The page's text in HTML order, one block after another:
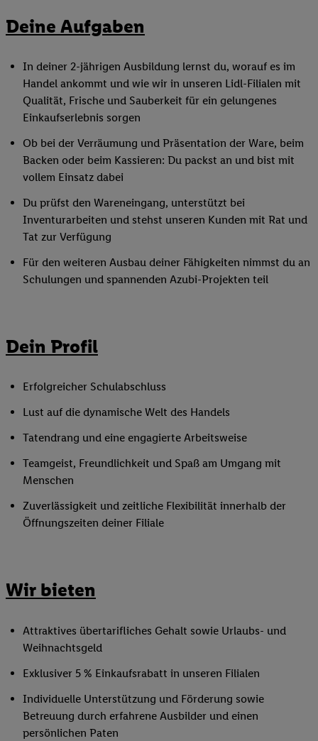
Deine Aufgaben
In deiner 2-jährigen Ausbildung lernst du, worauf es im
Handel ankommt und wie wir in unseren Lidl-Filialen mit
Qualität, Frische und Sauberkeit für ein gelungenes
Einkaufserlebnis sorgen
Ob bei der Verräumung und Präsentation der Ware, beim
Backen oder beim Kassieren: Du packst an und bist mit
vollem Einsatz dabei
Du prüfst den Wareneingang, unterstützt bei
Inventurarbeiten und stehst unseren Kunden mit Rat und
Tat zur Verfügung
Für den weiteren Ausbau deiner Fähigkeiten nimmst du an
Schulungen und spannenden Azubi-Projekten teil
Dein Profil
Erfolgreicher Schulabschluss
Lust auf die dynamische Welt des Handels
Tatendrang und eine engagierte Arbeitsweise
Teamgeist, Freundlichkeit und Spaß am Umgang mit
Menschen
Zuverlässigkeit und zeitliche Flexibilität innerhalb der
Öffnungszeiten deiner Filiale
Wir bieten
Attraktives übertarifliches Gehalt sowie Urlaubs- und
Weihnachtsgeld
Exklusiver 5 % Einkaufsrabatt in unseren Filialen
Individuelle Unterstützung und Förderung sowie
Betreuung durch erfahrene Ausbilder und einen
persönlichen Paten